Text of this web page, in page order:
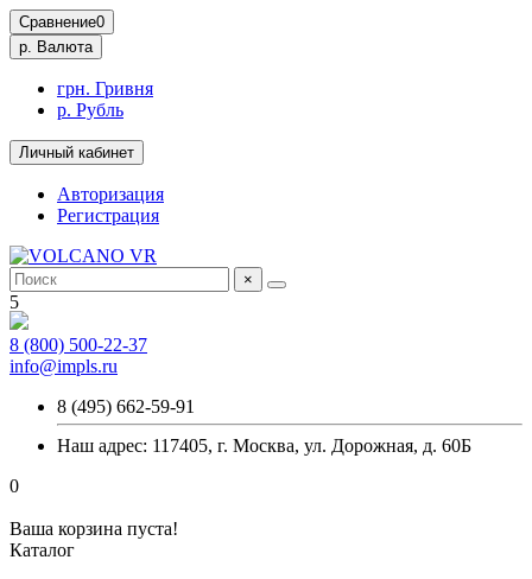
Сравнение0
р. Валюта
грн. Гривня
р. Рубль
Личный кабинет
Авторизация
Регистрация
×
5
8 (800) 500-22-37
info@impls.ru
8 (495) 662-59-91
Наш адрес: 117405, г. Москва, ул. Дорожная, д. 60Б
0
Ваша корзина пуста!
Каталог